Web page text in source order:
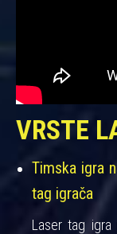
VRSTE
Timska igra
tag igrača
Laser tag igra